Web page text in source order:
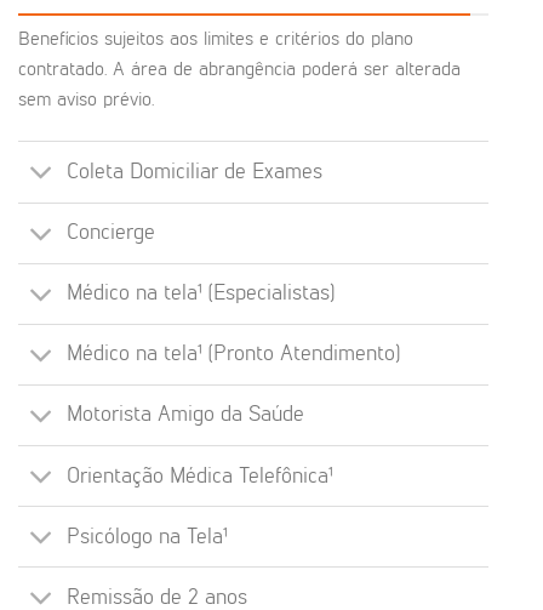
Benefícios sujeitos aos limites e critérios do plano
contratado. A área de abrangência poderá ser alterada
sem aviso prévio.
Coleta Domiciliar de Exames
Concierge
Médico na tela¹ (Especialistas)
Médico na tela¹ (Pronto Atendimento)
Motorista Amigo da Saúde
Orientação Médica Telefônica¹
Psicólogo na Tela¹
Remissão de 2 anos